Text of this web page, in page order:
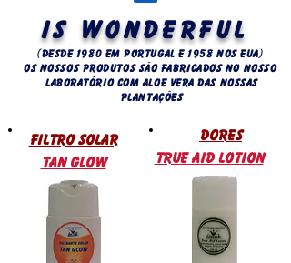
IS WONDERFUL
(Desde 1980 em Portugal e 1958 NOS EUA)
OS NOSSOS PRODUTOS SÃO FABRICADOS NO NOSSO
LABORATÓRIO COM ALOE VERA DAS NOSSAS
PLANTAÇÕES
FILTRO SOLAR
TAN GLOW
DORES
TRUE AID LOTION